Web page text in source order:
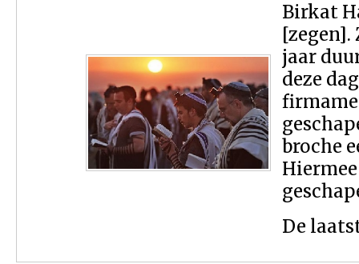
Birkat
[zegen].
jaar
deze
broche
De